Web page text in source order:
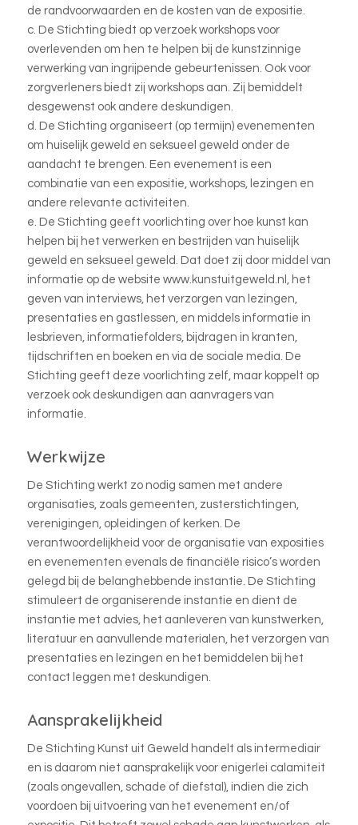
de randvoorwaarden en de kosten van de expositie.
c. De Stichting biedt op verzoek workshops voor
overlevenden om hen te helpen bij de kunstzinnige
verwerking van ingrijpende gebeurtenissen. Ook voor
zorgverleners biedt zij workshops aan. Zij bemiddelt
desgewenst ook andere deskundigen.
d. De Stichting organiseert (op termijn) evenementen
om huiselijk geweld en seksueel geweld onder de
aandacht te brengen. Een evenement is een
combinatie van een expositie, workshops, lezingen en
andere relevante activiteiten.
e. De Stichting geeft voorlichting over hoe kunst kan
helpen bij het verwerken en bestrijden van huiselijk
geweld en seksueel geweld. Dat doet zij door middel van
informatie op de website www.kunstuitgeweld.nl, het
geven van interviews, het verzorgen van lezingen,
presentaties en gastlessen, en middels informatie in
lesbrieven, informatiefolders, bijdragen in kranten,
tijdschriften en boeken en via de sociale media. De
Stichting geeft deze voorlichting zelf, maar koppelt op
verzoek ook deskundigen aan aanvragers van
informatie.
Werkwijze
De Stichting werkt zo nodig samen met andere
organisaties, zoals gemeenten, zusterstichtingen,
verenigingen, opleidingen of kerken. De
verantwoordelijkheid voor de organisatie van exposities
en evenementen evenals de financiële risico’s worden
gelegd bij de belanghebbende instantie. De Stichting
stimuleert de organiserende instantie en dient de
instantie met advies, het aanleveren van kunstwerken,
literatuur en aanvullende materialen, het verzorgen van
presentaties en lezingen en het bemiddelen bij het
contact leggen met deskundigen.
Aansprakelijkheid
De Stichting Kunst uit Geweld handelt als intermediair
en is daarom niet aansprakelijk voor enigerlei calamiteit
(zoals ongevallen, schade of diefstal), indien die zich
voordoen bij uitvoering van het evenement en/of